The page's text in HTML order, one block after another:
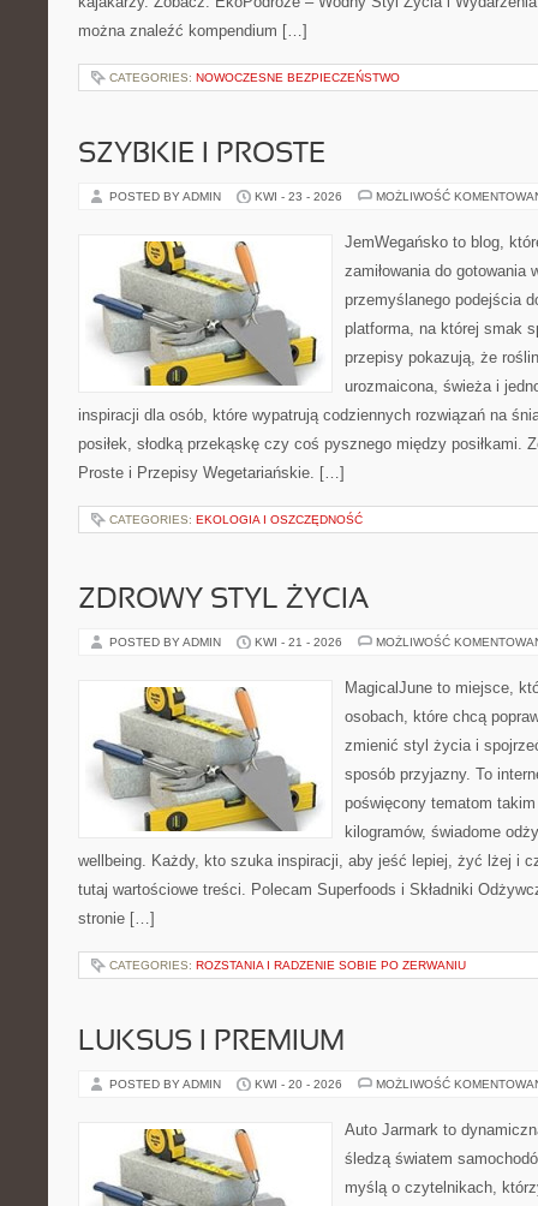
można znaleźć kompendium […]
CATEGORIES: NOWOCZESNE BEZPIECZEŃSTWO
SZYBKIE I PROSTE
POSTED BY ADMIN KWI - 23 - 2026 MOŻLIWOŚĆ
JemWegańsko to blog,
zamiłowania do gotowania
przemyślanego podejścia
platforma, na której smak
przepisy pokazują, że
urozmaicona, świeża i
inspiracji dla osób, które wypatrują codziennych rozwiązań na
posiłek, słodką przekąskę czy coś pysznego między posiłkami.
Proste i Przepisy Wegetariańskie. […]
CATEGORIES: EKOLOGIA I OSZCZĘDNOŚĆ
ZDROWY STYL ŻYCIA
POSTED BY ADMIN KWI - 21 - 2026 MOŻLIWOŚĆ
MagicalJune to miejsce,
osobach, które chcą
zmienić styl życia i
sposób przyjazny. To
poświęcony tematom
kilogramów, świadome
wellbeing. Każdy, kto szuka inspiracji, aby jeść lepiej, żyć lżej i
tutaj wartościowe treści. Polecam Superfoods i Składniki
stronie […]
CATEGORIES: ROZSTANIA I RADZENIE SOBIE PO ZERWANIU
LUKSUS I PREMIUM
POSTED BY ADMIN KWI - 20 - 2026 MOŻLIWOŚĆ
Auto Jarmark to
śledzą światem
myślą o czytelnikach,